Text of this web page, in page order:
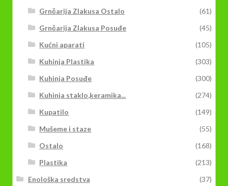
Grnčarija Zlakusa Ostalo
(61)
Grnčarija Zlakusa Posuđe
(45)
Kućni aparati
(105)
Kuhinja Plastika
(303)
Kuhinja Posuđe
(300)
Kuhinja staklo,keramika...
(274)
Kupatilo
(149)
Mušeme i staze
(55)
Ostalo
(168)
Plastika
(213)
Enološka sredstva
(37)